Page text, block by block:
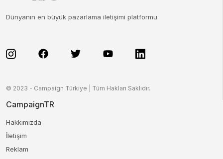
Dünyanın en büyük pazarlama iletişimi platformu.
© 2023 - Campaign Türkiye | Tüm Hakları Saklıdır.
CampaignTR
Hakkımızda
İletişim
Reklam